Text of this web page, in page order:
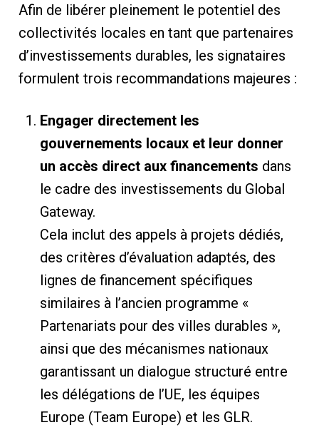
Afin de libérer pleinement le potentiel des
collectivités locales en tant que partenaires
d’investissements durables, les signataires
formulent trois recommandations majeures :
Engager directement les
gouvernements locaux et leur donner
un accès direct aux financements dans
le cadre des investissements du Global
Gateway.
Cela inclut des appels à projets dédiés,
des critères d’évaluation adaptés, des
lignes de financement spécifiques
similaires à l’ancien programme «
Partenariats pour des villes durables »,
ainsi que des mécanismes nationaux
garantissant un dialogue structuré entre
les délégations de l’UE, les équipes
Europe (Team Europe) et les GLR.